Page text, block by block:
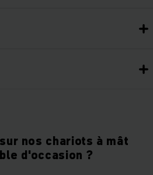
nos chariots à mât
d'occasion ?